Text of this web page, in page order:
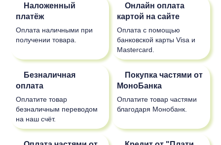
Наложенный
платёж
Оплата наличными при
получении товара.
Онлайн оплата
картой на сайте
Оплата с помощью
банковской карты Visa и
Mastercard.
Безналичная
оплата
Оплатите товар
безналичным переводом
на наш счёт.
Покупка частями от
МоноБанка
Оплатите товар частями
благодаря Монобанк.